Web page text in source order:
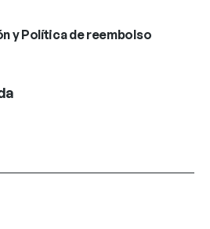
y Política de reembolso